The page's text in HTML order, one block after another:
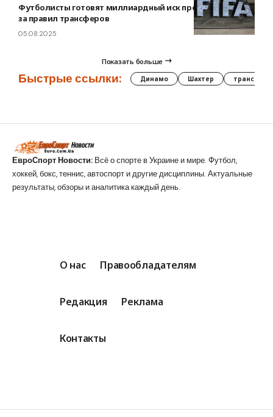
Футболисты готовят миллиардный иск против ФИФА из-
за правил трансферов
05.08.2025
Показать больше
Быстрые ссылки: Динамо Шахтер трансферы
ЕвроСпорт Новости: Всё о спорте в Украине и мире. Футбол,
хоккей, бокс, теннис, автоспорт и другие дисциплины. Актуальные
результаты, обзоры и аналитика каждый день.
О нас Правообладателям
Редакция Реклама
Контакты